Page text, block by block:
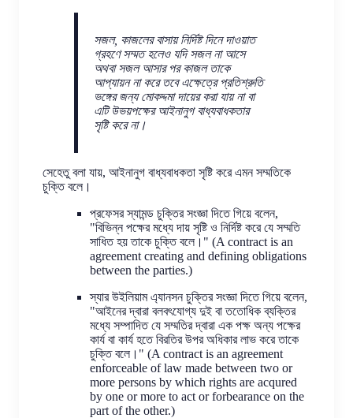
সজল, কাজলের বাসায় নির্দিষ্ট দিনে দাওয়াত
গ্রহণে সম্মত হলেও যদি সজল না আসে
অথবা সজল আসার পর কাজল তাকে
আপ্যায়ন না করে তবে এক্ষেত্রে প্রতিশ্রুতি
ভঙ্গের জন্য মোকদ্দমা দায়ের করা যায় না বা
এটি উভয়পক্ষের আইনানুগ বাধ্যবাধকতার
সৃষ্টি করে না।
সেহেতু বলা যায়, আইনানুগ বাধ্যবাধকতা সৃষ্টি করে এমন সম্মতিকে
চুক্তি বলে।
প্রফেসর স্যামন্ড চুক্তির সংজ্ঞা দিতে গিয়ে বলেন,
"বিভিন্ন পক্ষের মধ্যে দায় সৃষ্টি ও নির্দিষ্ট করে যে সম্মতি
সাধিত হয় তাকে চুক্তি বলে।" (A contract is an
agreement creating and defining obligations
between the parties.)
স্যার উইলিয়াম এ্যানসন চুক্তির সংজ্ঞা দিতে গিয়ে বলেন,
"আইনের দ্বারা বলবৎযোগ্য দুই বা ততোধিক ব্যক্তির
মধ্যে সম্পাদিত যে সম্মতির দ্বারা এক পক্ষ অন্য পক্ষের
কার্য বা কার্য হতে বিরতির উপর অধিকার লাভ করে তাকে
চুক্তি বলে।" (A contract is an agreement
enforceable of law made between two or
more persons by which rights are acqured
by one or more to act or forbearance on the
part of the other.)